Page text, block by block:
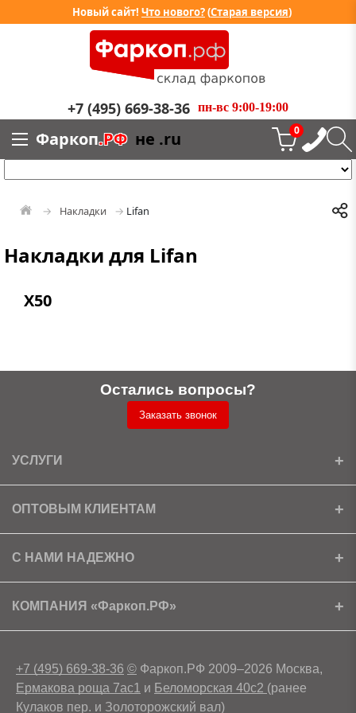
Новый сайт! Что нового?(Старая версия)
+7 (495) 669-38-36 пн-вс 9:00-19:00
Фаркоп.РФ не .ru 0
Накладки Lifan
Накладки для Lifan
X50
Остались вопросы?
Заказать звонок
УСЛУГИ
Установка
Доставка
ОПТОВЫМ КЛИЕНТАМ
Ищем партнеров
Скачать прайс
С НАМИ НАДЕЖНО
Сертификаты
Условия возврата
КОМПАНИЯ «Фаркоп.РФ»
+7 (495) 669-38-36 © Фаркоп.РФ 2009–2026 Москва,
Ермакова роща 7ас1 и Беломорская 40с2 (ранее
Кулаков пер. и Золоторожский вал)